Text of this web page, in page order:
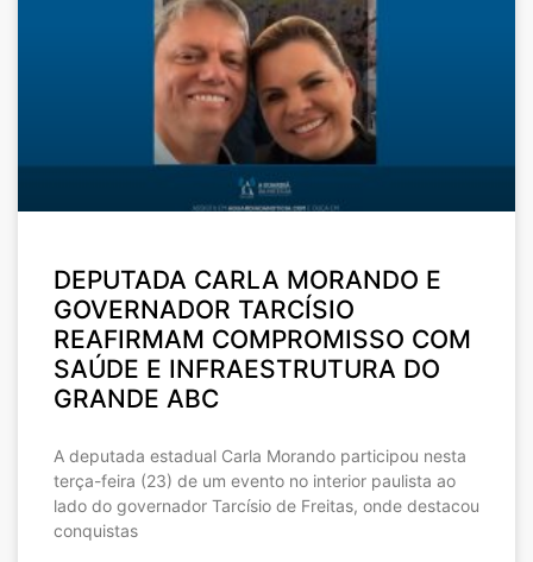
DEPUTADA CARLA MORANDO E
GOVERNADOR TARCÍSIO
REAFIRMAM COMPROMISSO COM
SAÚDE E INFRAESTRUTURA DO
GRANDE ABC
A deputada estadual Carla Morando participou nesta
terça-feira (23) de um evento no interior paulista ao
lado do governador Tarcísio de Freitas, onde destacou
conquistas